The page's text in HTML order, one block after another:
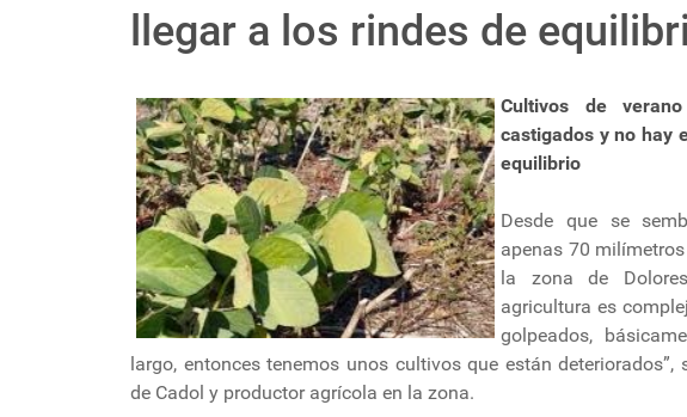
llegar a los rindes de
Cultivos de
castigados y no hay
equilibrio
Desde que se
apenas 70
la zona de
agricultura es
golpeados,
largo, entonces tenemos unos cultivos que están
de Cadol y productor agrícola en la zona.